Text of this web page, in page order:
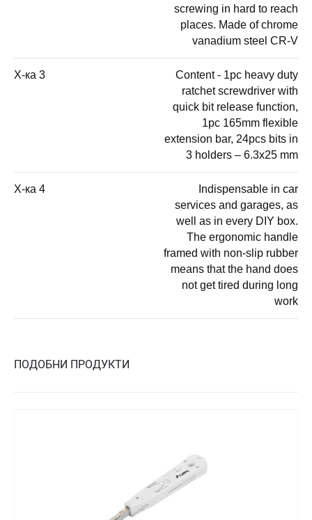
screwing in hard to reach
places. Made of chrome
vanadium steel CR-V
Х-ка 3
Content - 1pc heavy duty
ratchet screwdriver with
quick bit release function,
1pc 165mm flexible
extension bar, 24pcs bits in
3 holders – 6.3x25 mm
Х-ка 4
Indispensable in car
services and garages, as
well as in every DIY box.
The ergonomic handle
framed with non-slip rubber
means that the hand does
not get tired during long
work
ПОДОБНИ ПРОДУКТИ